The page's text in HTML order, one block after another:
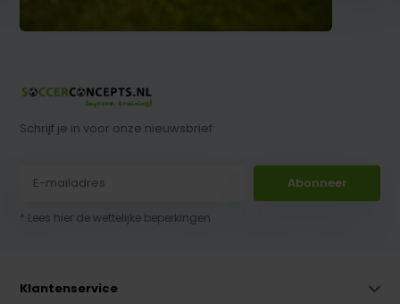
Schrijf je in voor onze nieuwsbrief
Abonneer
* Lees hier de wettelijke beperkingen
Klantenservice